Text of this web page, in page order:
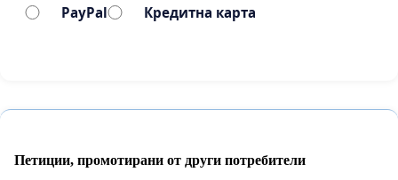
PayPal Кредитна карта
Петиции, промотирани от други потребители